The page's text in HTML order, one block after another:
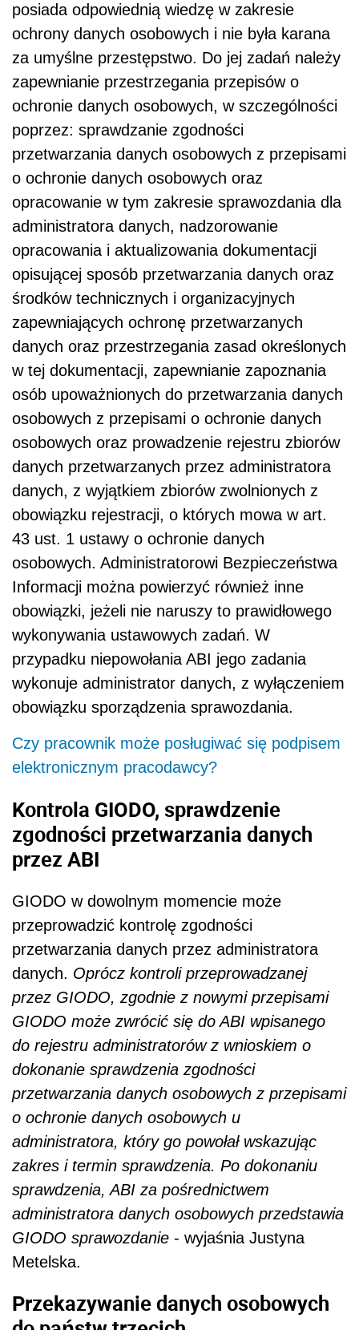
posiada odpowiednią wiedzę w zakresie
ochrony danych osobowych i nie była karana
za umyślne przestępstwo. Do jej zadań należy
zapewnianie przestrzegania przepisów o
ochronie danych osobowych, w szczególności
poprzez: sprawdzanie zgodności
przetwarzania danych osobowych z przepisami
o ochronie danych osobowych oraz
opracowanie w tym zakresie sprawozdania dla
administratora danych, nadzorowanie
opracowania i aktualizowania dokumentacji
opisującej sposób przetwarzania danych oraz
środków technicznych i organizacyjnych
zapewniających ochronę przetwarzanych
danych oraz przestrzegania zasad określonych
w tej dokumentacji, zapewnianie zapoznania
osób upoważnionych do przetwarzania danych
osobowych z przepisami o ochronie danych
osobowych oraz prowadzenie rejestru zbiorów
danych przetwarzanych przez administratora
danych, z wyjątkiem zbiorów zwolnionych z
obowiązku rejestracji, o których mowa w art.
43 ust. 1 ustawy o ochronie danych
osobowych. Administratorowi Bezpieczeństwa
Informacji można powierzyć również inne
obowiązki, jeżeli nie naruszy to prawidłowego
wykonywania ustawowych zadań. W
przypadku niepowołania ABI jego zadania
wykonuje administrator danych, z wyłączeniem
obowiązku sporządzenia sprawozdania.
Czy pracownik może posługiwać się podpisem
elektronicznym pracodawcy?
Kontrola GIODO, sprawdzenie
zgodności przetwarzania danych
przez ABI
GIODO w dowolnym momencie może
przeprowadzić kontrolę zgodności
przetwarzania danych przez administratora
danych. Oprócz kontroli przeprowadzanej
przez GIODO, zgodnie z nowymi przepisami
GIODO może zwrócić się do ABI wpisanego
do rejestru administratorów z wnioskiem o
dokonanie sprawdzenia zgodności
przetwarzania danych osobowych z przepisami
o ochronie danych osobowych u
administratora, który go powołał wskazując
zakres i termin sprawdzenia. Po dokonaniu
sprawdzenia, ABI za pośrednictwem
administratora danych osobowych przedstawia
GIODO sprawozdanie - wyjaśnia Justyna
Metelska.
Przekazywanie danych osobowych